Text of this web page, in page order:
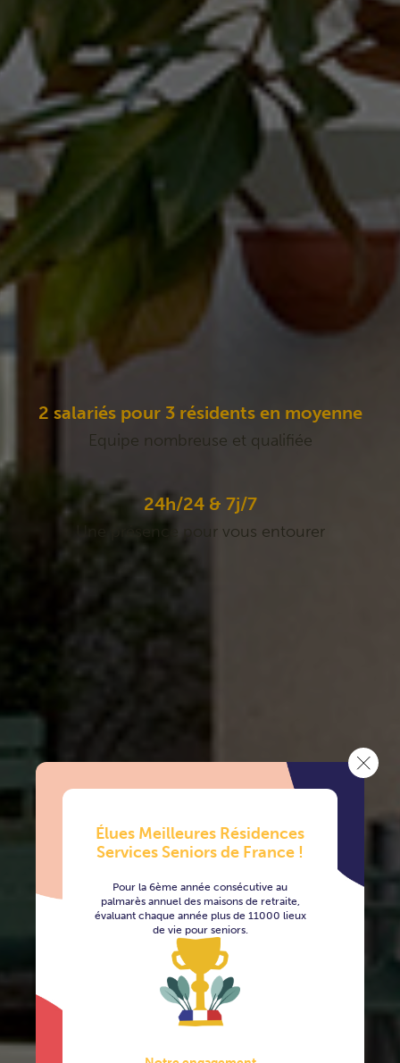
Élues Meilleures Résidences
Services Seniors de France !
Pour la 6ème année consécutive au
palmarès annuel des maisons de retraite,
évaluant chaque année plus de 11000 lieux
de vie pour seniors.
2 salariés pour 3 résidents en moyenne
Equipe nombreuse et qualifiée
24h/24 & 7j/7
Une présence pour vous entourer